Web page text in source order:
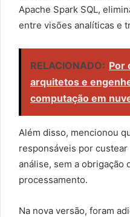
Apache Spark SQL,
entre visões analíticas e
RELACIONADO: Por
arquitetos e
computação em
Além disso, mencionou
responsáveis por
análise, sem a obrigação
processamento.
Na nova versão, foram